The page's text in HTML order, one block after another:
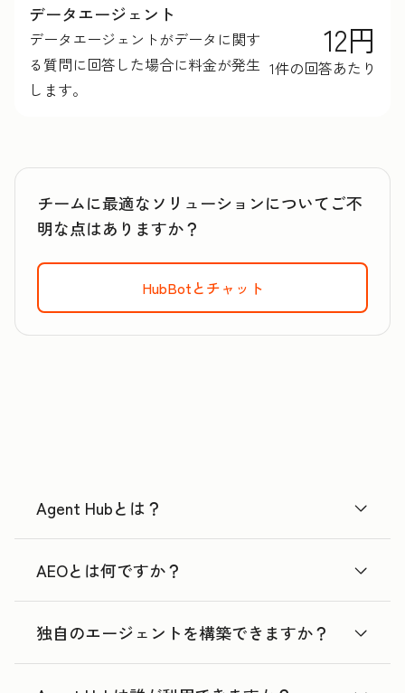
データエージェント
データエージェントがデータに関す
る質問に回答した場合に料金が発生
します。
12円
1件の回答あたり
チームに最適なソリューションについてご不
明な点はありますか？
HubBotとチャット
Agent Hubとは？
AEOとは何ですか？
独自のエージェントを構築できますか？